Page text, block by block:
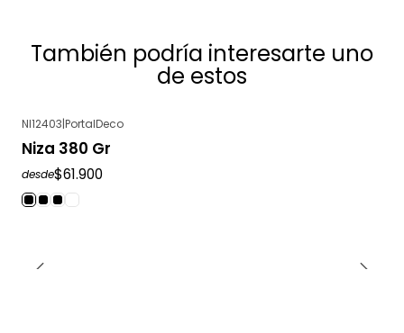
También podría interesarte uno
de estos
NI12403|PortalDeco
Niza 380 Gr
desde$61.900